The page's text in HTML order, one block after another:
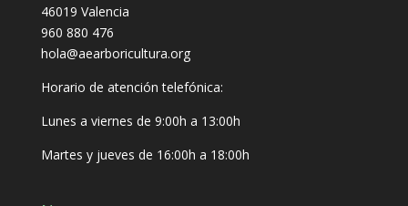
46019 Valencia
960 880 476
hola@aearboricultura.org
Horario de atención telefónica:
Lunes a viernes de 9:00h a 13:00h
Martes y jueves de 16:00h a 18:00h